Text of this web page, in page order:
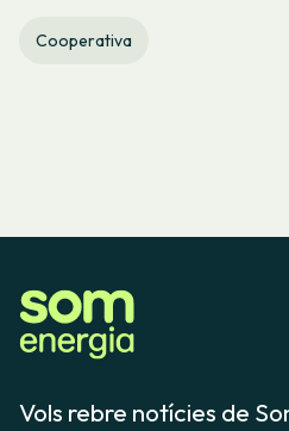
Cooperativa
Vols rebre notícies de